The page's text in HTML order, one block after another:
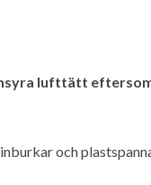
lufttätt
och